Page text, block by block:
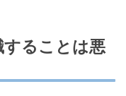
することは悪